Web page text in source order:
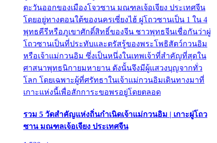
ตะวันออกของเมืองโจวซาน มณฑลเจ้อเจียง ประเทศจีน
โดยอยู่ทางตอนใต้ของนครเซี่ยงไฮ้ ผู่โถวซานเป็น 1 ใน 4
พุทธคีรีหรือภูเขาศักดิ์สิทธิ์ของจีน ชาวพุทธจีนเชื่อกันว่าผู่
โถวซานเป็นที่ประทับและตรัสรู้ของพระโพธิสัตว์กวนอิม
หรือเจ้าแม่กวนอิม ซึ่งเป็นหนึ่งในเทพเจ้าที่สำคัญที่สุดใน
ศาสนาพุทธนิกายมหายาน ดังนั้นจึงมีผู้แสวงบุญจากทั่ว
โลก โดยเฉพาะผู้ที่ศรัทธาในเจ้าแม่กวนอิมเดินทางมาที่
เกาะแห่งนี้เพื่อสักการะขอพรอยู่โดยตลอด
รวม 5 วัดสำคัญแห่งถิ่นกำเนิดเจ้าแม่กวนอิม | เกาะผู่โถว
ซาน มณฑลเจ้อเจียง ประเทศจีน